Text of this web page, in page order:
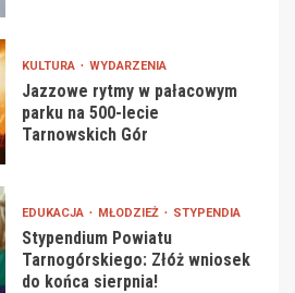
KULTURA WYDARZENIA
Jazzowe rytmy w pałacowym
parku na 500-lecie
Tarnowskich Gór
EDUKACJA MŁODZIEŻ STYPENDIA
Stypendium Powiatu
Tarnogórskiego: Złóż wniosek
do końca sierpnia!